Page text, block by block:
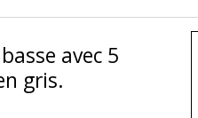
avec 5
gris.